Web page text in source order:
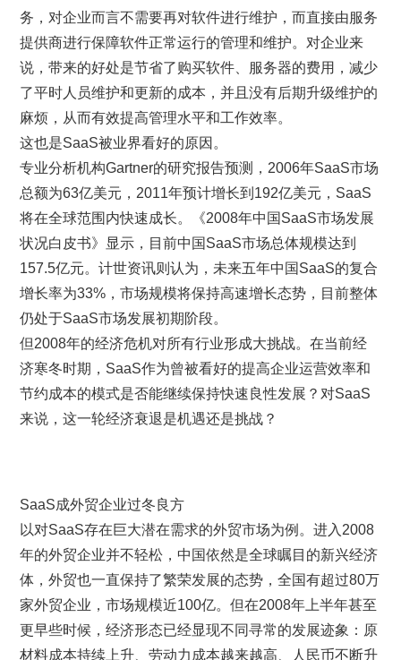
务，对企业而言不需要再对软件进行维护，而直接由服务
提供商进行保障软件正常运行的管理和维护。对企业来
说，带来的好处是节省了购买软件、服务器的费用，减少
了平时人员维护和更新的成本，并且没有后期升级维护的
麻烦，从而有效提高管理水平和工作效率。
这也是SaaS被业界看好的原因。
专业分析机构Gartner的研究报告预测，2006年SaaS市场
总额为63亿美元，2011年预计增长到192亿美元，SaaS
将在全球范围内快速成长。《2008年中国SaaS市场发展
状况白皮书》显示，目前中国SaaS市场总体规模达到
157.5亿元。计世资讯则认为，未来五年中国SaaS的复合
增长率为33%，市场规模将保持高速增长态势，目前整体
仍处于SaaS市场发展初期阶段。
但2008年的经济危机对所有行业形成大挑战。在当前经
济寒冬时期，SaaS作为曾被看好的提高企业运营效率和
节约成本的模式是否能继续保持快速良性发展？对SaaS
来说，这一轮经济衰退是机遇还是挑战？
SaaS成外贸企业过冬良方
以对SaaS存在巨大潜在需求的外贸市场为例。进入2008
年的外贸企业并不轻松，中国依然是全球瞩目的新兴经济
体，外贸也一直保持了繁荣发展的态势，全国有超过80万
家外贸企业，市场规模近100亿。但在2008年上半年甚至
更早些时候，经济形态已经显现不同寻常的发展迹象：原
材料成本持续上升、劳动力成本越来越高、人民币不断升